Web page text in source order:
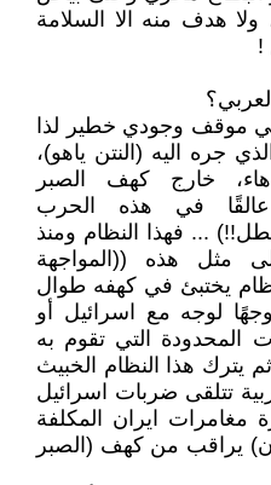
ولا هدف منه الا السلامة
!
في موقف وجودي خطير لذا
جره اليه (النتن ياهو)،
خارج كهف الصبر
عالقًا في هذه الحرب
... فهذا النظام ومنذ
مثل هذه ((المواجهة
يختبئ في كهفه طوال
لوجه مع اسرائيل أو
المحدودة التي تقوم به
ثم يترك هذا النظام الخبيث
تتلقى ضربات اسرائيل
مغامرات ايران المكلفة
يراقب من كهف (الصبر